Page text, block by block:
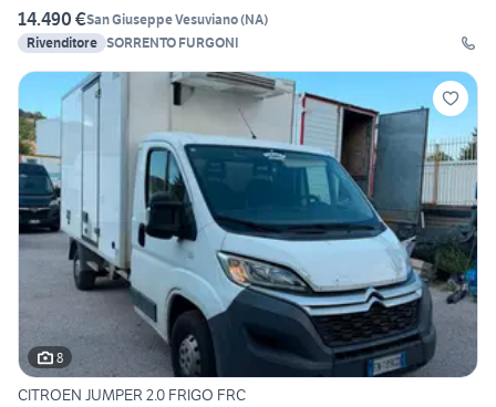
14.490 €San Giuseppe Vesuviano(NA)
Rivenditore SORRENTO FURGONI
8
CITROEN JUMPER 2.0 FRIGO FRC